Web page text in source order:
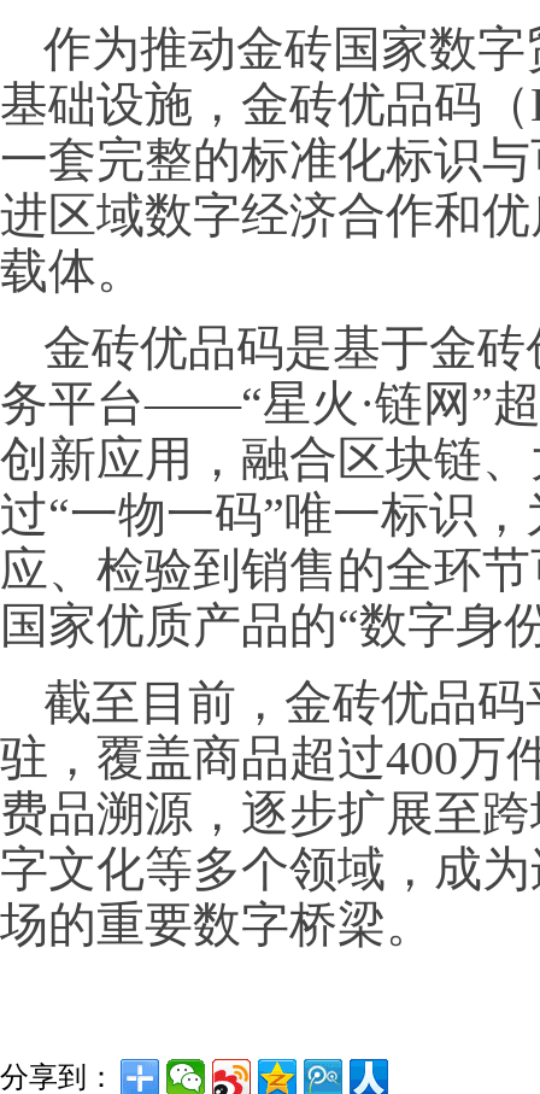
作为推动金砖国家数
基础设施，金砖优品码
一套完整的标准化标识
进区域数字经济合作和
载体。
金砖优品码是基于金
务平台——“星火·链网”
创新应用，融合区块链
过“一物一码”唯一标识
应、检验到销售的全环
国家优质产品的“数字身
截至目前，金砖优品
驻，覆盖商品超过400万
费品溯源，逐步扩展至
字文化等多个领域，成
场的重要数字桥梁。
分享到：